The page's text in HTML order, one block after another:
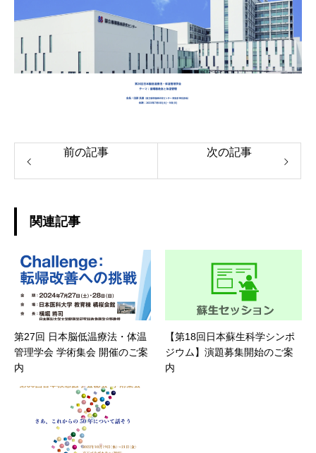
前の記事 次の記事
関連記事
第27回 日本脳低温療法・体温
管理学会 学術集会 開催のご案
内
【第18回日本蘇生科学シンポ
ジウム】演題募集開始のご案
内